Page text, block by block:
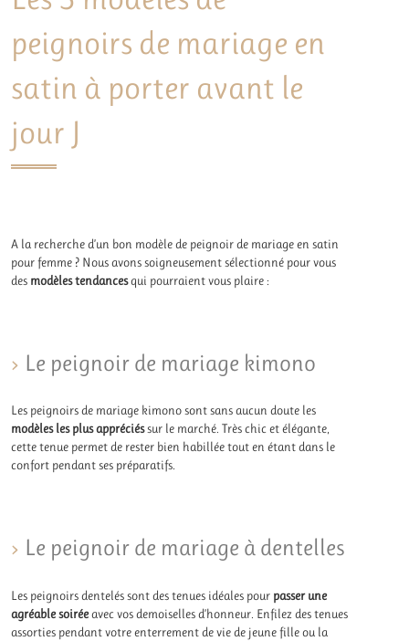
peignoirs de mariage en
satin à porter avant le
jour J
A la recherche d’un bon modèle de peignoir de mariage en satin
pour femme ? Nous avons soigneusement sélectionné pour vous
des modèles tendancesqui pourraient vous plaire :
Le peignoir de mariage kimono
Les peignoirs de mariage kimono sont sans aucun doute les
modèles les plus appréciéssur le marché. Très chic et élégante,
cette tenue permet de rester bien habillée tout en étant dans le
confort pendant ses préparatifs.
Le peignoir de mariage à dentelles
Les peignoirs dentelés sont des tenues idéales pour passer une
agréable soiréeavec vos demoiselles d’honneur. Enfilez des tenues
assorties pendant votre enterrement de vie de jeune fille ou la